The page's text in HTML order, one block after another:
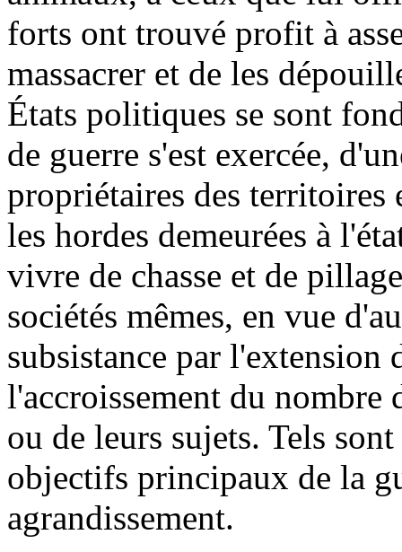
forts ont trouvé profit à
massacrer et de les
États politiques se sont
de guerre s'est exercée,
propriétaires des territoires
les hordes demeurées à
vivre de chasse et de
sociétés mêmes, en vue
subsistance par l'extension
l'accroissement du nombre
ou de leurs sujets. Tels
objectifs principaux de la
agrandissement.